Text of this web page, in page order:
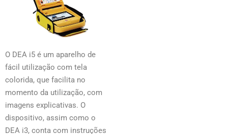
O DEA i5 é um aparelho de
fácil utilização com tela
colorida, que facilita no
momento da utilização, com
imagens explicativas. O
dispositivo, assim como o
DEA i3, conta com instruções